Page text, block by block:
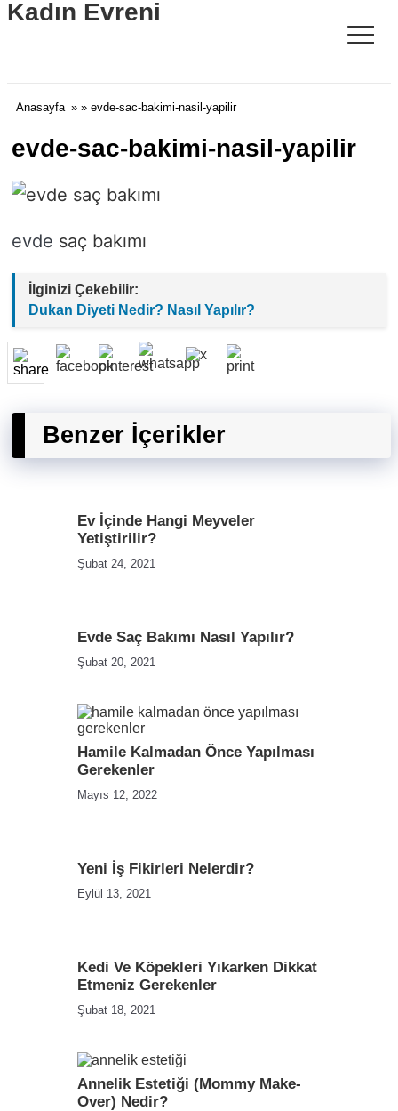
Kadın Evreni ≡
Anasayfa » » evde-sac-bakimi-nasil-yapilir
evde-sac-bakimi-nasil-yapilir
evde saç bakımı
İlginizi Çekebilir:
Dukan Diyeti Nedir? Nasıl Yapılır?
Benzer İçerikler
Ev İçinde Hangi Meyveler
Yetiştirilir?
Şubat 24, 2021
Evde Saç Bakımı Nasıl Yapılır?
Şubat 20, 2021
Hamile Kalmadan Önce Yapılması
Gerekenler
Mayıs 12, 2022
Yeni İş Fikirleri Nelerdir?
Eylül 13, 2021
Kedi Ve Köpekleri Yıkarken Dikkat
Etmeniz Gerekenler
Şubat 18, 2021
Annelik Estetiği (Mommy Make-
Over) Nedir?